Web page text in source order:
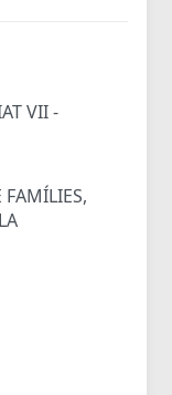
VII -
FAMÍLIES,